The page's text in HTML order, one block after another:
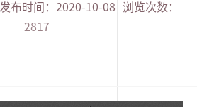
发布时间：2020-10-08
浏览次数：
2817